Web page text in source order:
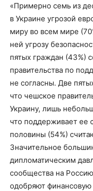
«Примерно семь из
в Украине угрозой
миру во всем мире
ней угрозу
пятых граждан (43%)
правительства по
не согласны. Две
что чешское
Украину, лишь
что поддерживает ее
половины (54%)
Значительное
дипломатическим
сообщества на
одобряют